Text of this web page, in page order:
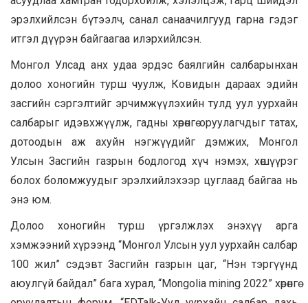
эрэлхийлсэн бүтээлч, санал санаачилгууд гарна гэдэг
итгэл дүүрэн байгаагаа илэрхийлсэн.
Монгол Улсад анх удаа эрдэс баялгийн салбарынхан
долоо хоногийн турш чуулж, Ковидын дараах эдийн
засгийн сэргэлтийг эрчимжүүлэхийн тулд уул уурхайн
салбарыг идэвхжүүлж, гадны хөрөнгө оруулагчдыг татах,
дотоодын аж ахуйн нэгжүүдийг дэмжих, Монгол
Улсын Засгийн газрын бодлогод хүч нэмэх, хөшүүрэг
болох боломжуудыг эрэлхийлэхээр цуглаад байгаа нь
энэ юм.
Долоо хоногийн турш үргэлжлэх энэхүү арга
хэмжээний хүрээнд “Монгол Улсын уул уурхайн салбар
100 жил” сэдэвт Засгийн газрын цаг, “Нэн тэргүүнд
аюулгүй байдал” бага хурал, “Mongolia mining 2022” хөрөнгө